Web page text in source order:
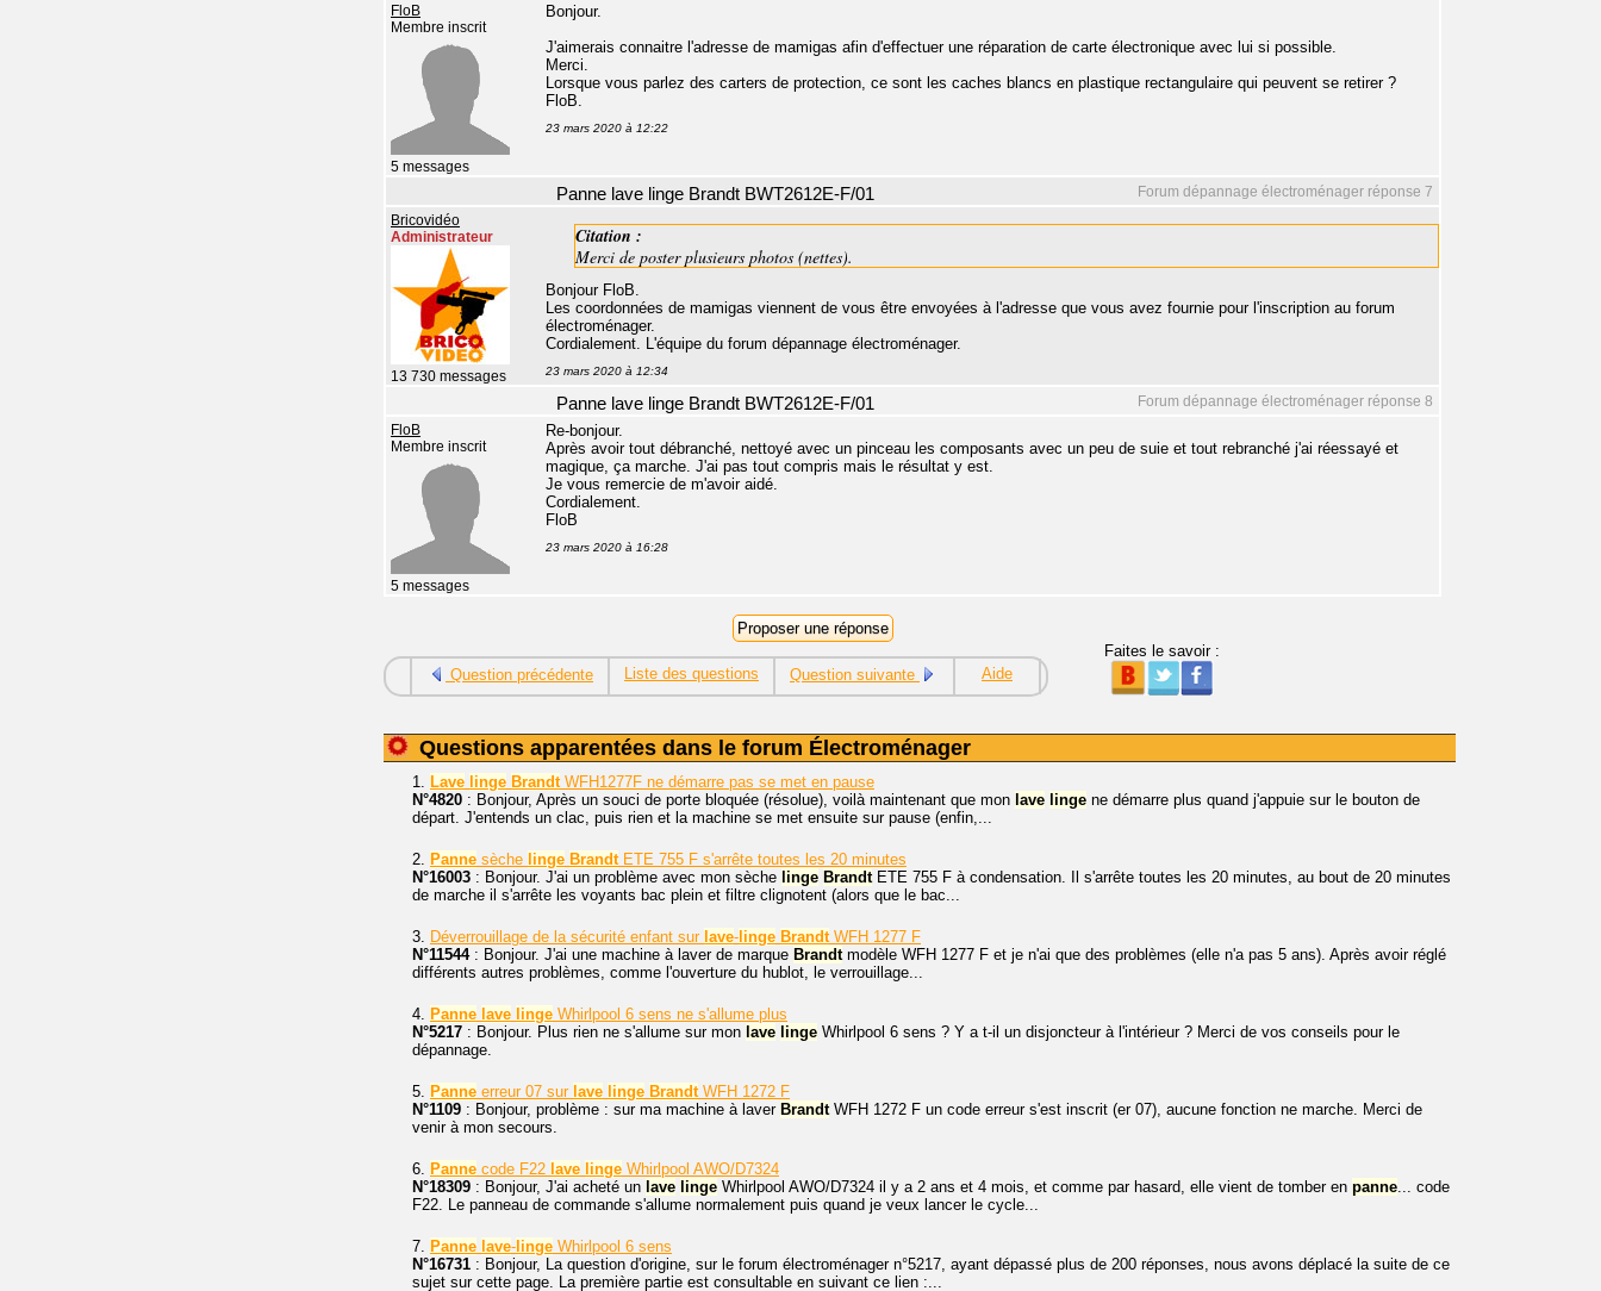
FloB
Membre inscrit
5 messages
Bonjour.
J'aimerais connaitre l'adresse de mamigas afin d'effectuer une réparation de carte électronique avec lui si possible.
Merci.
Lorsque vous parlez des carters de protection, ce sont les caches blancs en plastique rectangulaire qui peuvent se retirer ?
FloB.
23 mars 2020 à 12:22
Forum dépannage électroménager réponse 7
Panne lave linge Brandt BWT2612E-F/01
Bricovidéo
Administrateur
13 730 messages
Citation :
Merci de poster plusieurs photos (nettes).
Bonjour FloB.
Les coordonnées de mamigas viennent de vous être envoyées à l'adresse que vous avez fournie pour l'inscription au forum
électroménager.
Cordialement. L'équipe du forum dépannage électroménager.
23 mars 2020 à 12:34
Forum dépannage électroménager réponse 8
Panne lave linge Brandt BWT2612E-F/01
FloB
Membre inscrit
5 messages
Re-bonjour.
Après avoir tout débranché, nettoyé avec un pinceau les composants avec un peu de suie et tout rebranché j'ai réessayé et
magique, ça marche. J'ai pas tout compris mais le résultat y est.
Je vous remercie de m'avoir aidé.
Cordialement.
FloB
23 mars 2020 à 16:28
Question précédente Liste des questions Question suivante Aide
Faites le savoir :
Questions apparentées dans le forum Électroménager
1. Lave linge Brandt WFH1277F ne démarre pas se met en pause
N°4820 : Bonjour, Après un souci de porte bloquée (résolue), voilà maintenant que mon lave linge ne démarre plus quand j'appuie sur le bouton de
départ. J'entends un clac, puis rien et la machine se met ensuite sur pause (enfin,...
2. Panne sèche linge Brandt ETE 755 F s'arrête toutes les 20 minutes
N°16003 : Bonjour. J'ai un problème avec mon sèche linge Brandt ETE 755 F à condensation. Il s'arrête toutes les 20 minutes, au bout de 20 minutes
de marche il s'arrête les voyants bac plein et filtre clignotent (alors que le bac...
3. Déverrouillage de la sécurité enfant sur lave-linge Brandt WFH 1277 F
N°11544: Bonjour. J'ai une machine à laver de marque Brandt modèle WFH 1277 F et je n'ai que des problèmes (elle n'a pas 5 ans). Après avoir réglé
différents autres problèmes, comme l'ouverture du hublot, le verrouillage...
4. Panne lave linge Whirlpool 6 sens ne s'allume plus
N°5217 : Bonjour. Plus rien ne s'allume sur mon lave linge Whirlpool 6 sens ? Y a t-il un disjoncteur à l'intérieur ? Merci de vos conseils pour le
dépannage.
5. Panne erreur 07 sur lave linge Brandt WFH 1272 F
N°1109 : Bonjour, problème : sur ma machine à laver Brandt WFH 1272 F un code erreur s'est inscrit (er 07), aucune fonction ne marche. Merci de
venir à mon secours.
6. Panne code F22 lave linge Whirlpool AWO/D7324
N°18309 : Bonjour, J'ai acheté un lave linge Whirlpool AWO/D7324 il y a 2 ans et 4 mois, et comme par hasard, elle vient de tomber en panne ... code
F22. Le panneau de commande s'allume normalement puis quand je veux lancer le cycle...
7. Panne lave-linge Whirlpool 6 sens
N°16731 : Bonjour, La question d'origine, sur le forum électroménager n°5217, ayant dépassé plus de 200 réponses, nous avons déplacé la suite de ce
sujet sur cette page. La première partie est consultable en suivant ce lien :...